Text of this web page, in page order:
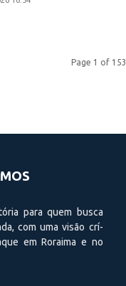
Page 1 of 153
para quem busca
com uma visão crí­
em Roraima e no